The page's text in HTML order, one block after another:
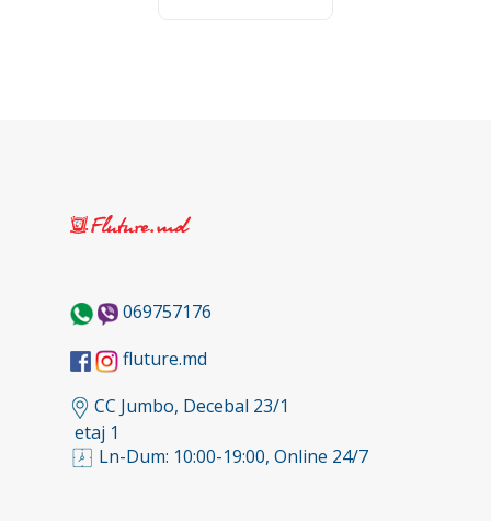
069757176
fluture.md
CC Jumbo, Decebal 23/1
etaj 1
Ln-Dum: 10:00-19:00, Online 24/7